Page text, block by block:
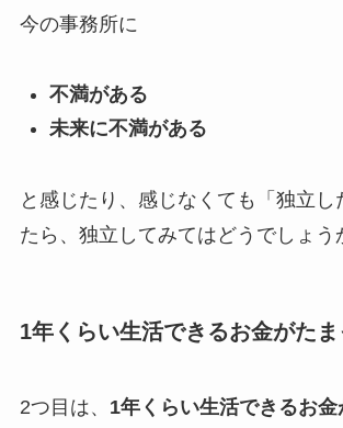
今の事務所に
不満がある
未来に不満がある
と感じたり、感じなくても「独立し
たら、独立してみてはどうでしょう
1年くらい生活できるお金がたま
2つ目は、 1年くらい生活できるお金